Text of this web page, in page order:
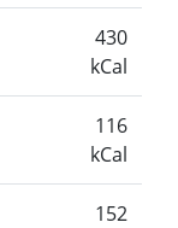
430
kCal
116
kCal
152